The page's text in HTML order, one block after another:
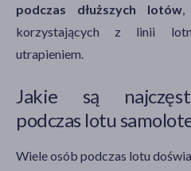
podczas dłuższych lotów,
korzystających z linii
utrapieniem.
Jakie są
podczas lotu
Wiele osób podczas lotu